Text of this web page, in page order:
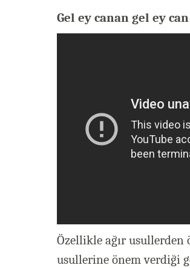
Gel ey canan gel ey
Özellikle ağır usullerden
usullerine önem verdiği